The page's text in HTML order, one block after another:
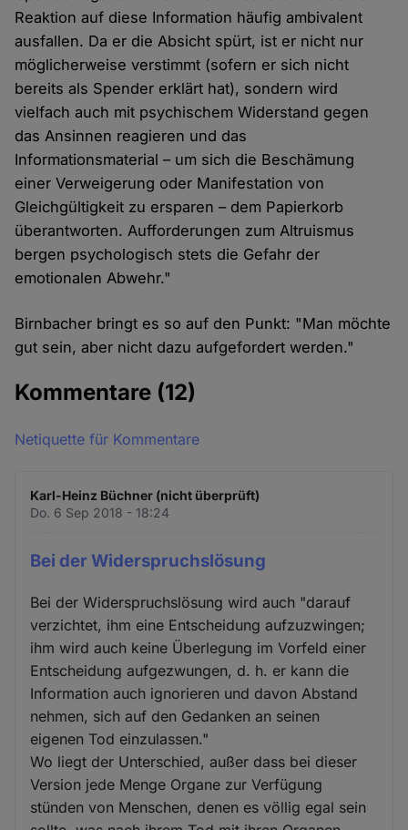
Reaktion auf diese Information häufig ambivalent
ausfallen. Da er die Absicht spürt, ist er nicht nur
möglicherweise verstimmt (sofern er sich nicht
bereits als Spender erklärt hat), sondern wird
vielfach auch mit psychischem Widerstand gegen
das Ansinnen reagieren und das
Informationsmaterial – um sich die Beschämung
einer Verweigerung oder Manifestation von
Gleichgültigkeit zu ersparen – dem Papierkorb
überantworten. Aufforderungen zum Altruismus
bergen psychologisch stets die Gefahr der
emotionalen Abwehr."
Birnbacher bringt es so auf den Punkt: "Man möchte
gut sein, aber nicht dazu aufgefordert werden."
Kommentare (12)
Netiquette für Kommentare
Karl-Heinz Büchner (nicht überprüft)
Do. 6 Sep 2018 - 18:24
Bei der Widerspruchslösung
Bei der Widerspruchslösung wird auch "darauf
verzichtet, ihm eine Entscheidung aufzuzwingen;
ihm wird auch keine Überlegung im Vorfeld einer
Entscheidung aufgezwungen, d. h. er kann die
Information auch ignorieren und davon Abstand
nehmen, sich auf den Gedanken an seinen
eigenen Tod einzulassen."
Wo liegt der Unterschied, außer dass bei dieser
Version jede Menge Organe zur Verfügung
stünden von Menschen, denen es völlig egal sein